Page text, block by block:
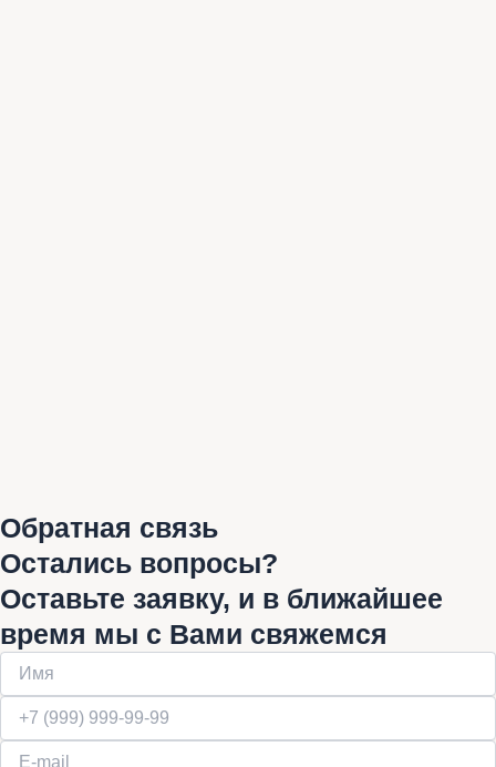
Обратная связь
Остались вопросы?
Оставьте заявку, и в ближайшее
время мы с Вами свяжемся